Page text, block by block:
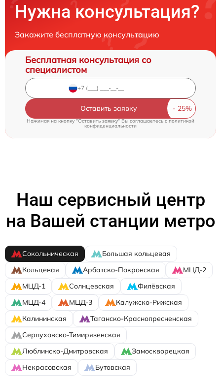
Нужна консультация?
Закажите бесплатную консультацию
Бесплатная консультация со
специалистом
Оставить заявку
Нажимая на кнопку "Оставить заявку" Вы соглашаетесь cполитикой
конфиденциальности
Наш сервисный центр
на Вашей станции метро
Сокольническая
Большая кольцевая
Кольцевая
Арбатско-Покровская
МЦД-2
МЦД-1
Солнцевская
Филёвская
МЦД-4
МЦД-3
Калужско-Рижская
Калининская
Таганско-Краснопресненская
Серпуховско-Тимирязевская
Люблинско-Дмитровская
Замоскворецкая
Некрасовская
Бутовская